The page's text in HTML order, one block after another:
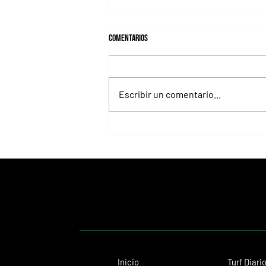
Comentarios
Escribir un comentario...
Inicio Turf